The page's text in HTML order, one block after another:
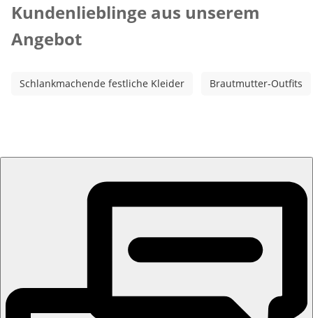
Kundenlieblinge aus unserem
Angebot
Schlankmachende festliche Kleider Brautmutter-Outfits